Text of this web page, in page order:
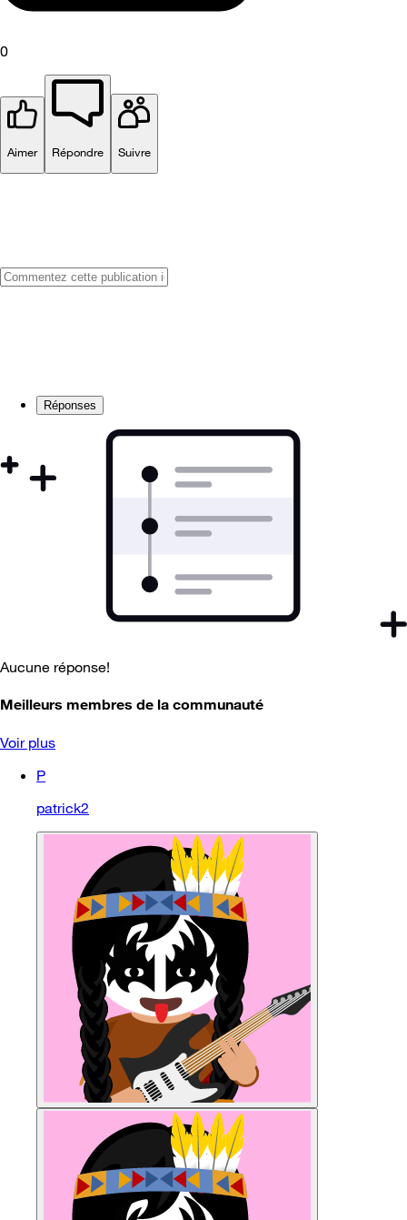
0
Aimer Répondre Suivre
Réponses
Aucune réponse!
Meilleurs membres de la communauté
Voir plus
P
patrick2